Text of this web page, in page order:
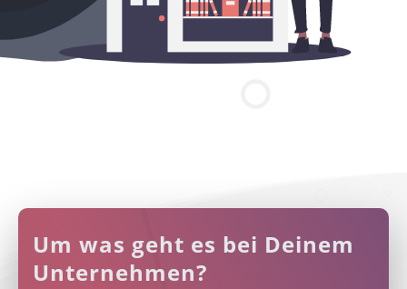
Um was geht es bei Deinem
Unternehmen?